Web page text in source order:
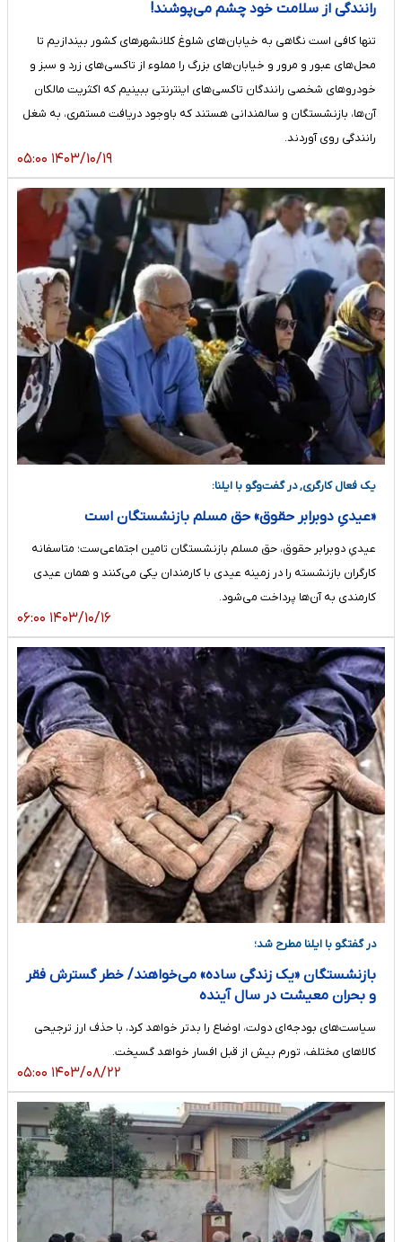
رانندگی از سلامت خود چشم می‌پوشند!
تنها کافی است نگاهی به خیابان‌های شلوغ کلانشهرهای کشور بیندازیم تا
محل‌های عبور و مرور و خیابان‌های بزرگ را مملوء از تاکسی‌های زرد و سبز و
خودروهای شخصی رانندگان تاکسی‌های اینترنتی ببینیم که اکثریت مالکان
آن‌ها، بازنشستگان و سالمندانی هستند که باوجود دریافت مستمری، به شغل
رانندگی روی آوردند.
۱۴۰۳/۱۰/۱۹ ۰۵:۰۰
یک فعال کارگری, در گفت‌وگو با ایلنا:
«عیدیِ دوبرابر حقوق» حق مسلم بازنشستگان است
عیدیِ دوبرابر حقوق، حق مسلم بازنشستگان تامین اجتماعی‌ست؛ متاسفانه
کارگران بازنشسته را در زمینه عیدی با کارمندان یکی می‌کنند و همان عیدی
کارمندی به آن‌ها پرداخت می‌شود.
۱۴۰۳/۱۰/۱۶ ۰۶:۰۰
در گفتگو با ایلنا مطرح شد؛
بازنشستگان «یک زندگی ساده» می‌خواهند/ خطر گسترش فقر
و بحران معیشت در سال آینده
سیاست‌های بودجه‌ای دولت، اوضاع را بدتر خواهد کرد، با حذف ارز ترجیحی
کالاهای مختلف، تورم بیش از قبل افسار خواهد گسیخت.
۱۴۰۳/۰۸/۲۲ ۰۵:۰۰